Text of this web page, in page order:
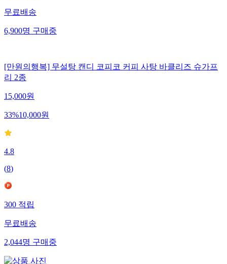
무료배송
6,900명 구매중
[만원의행복] 무설탕 캔디 코피코 커피 사탕 바클리즈 슈가프
리 2종
15,000원
33%10,000원
4.8
(8)
300적립
무료배송
2,044명구매중